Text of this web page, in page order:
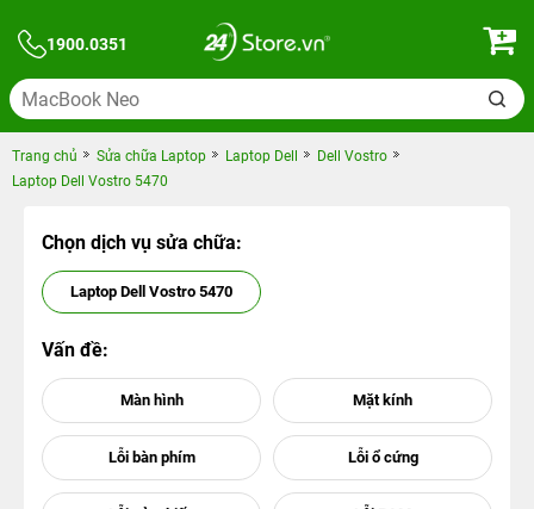
1900.0351
Trang chủ Sửa chữa Laptop Laptop Dell
Dell Vostro
Laptop Dell Vostro 5470
Chọn dịch vụ sửa chữa:
Laptop Dell Vostro 5470
Vấn đề: